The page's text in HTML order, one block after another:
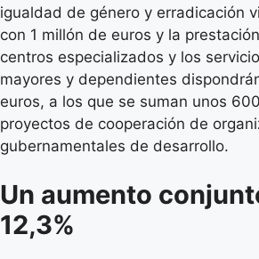
igualdad de género y erradicación
con 1 millón de euros y la
centros especializados y los
mayores y dependientes
euros, a los que se suman unos
proyectos de cooperación de
gubernamentales de desarrollo.
Un aumento
12,3%